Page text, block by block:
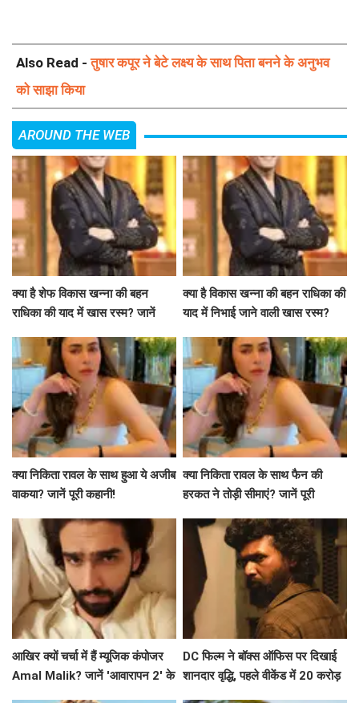
Also Read -तुषार कपूर ने बेटे लक्ष्य के साथ पिता बनने के अनुभव
को साझा किया
AROUND THE WEB
क्या है शेफ विकास खन्ना की बहन
राधिका की याद में खास रस्म? जानें
क्या है विकास खन्ना की बहन राधिका की
याद में निभाई जाने वाली खास रस्म?
क्या निकिता रावल के साथ हुआ ये अजीब
वाकया? जानें पूरी कहानी!
क्या निकिता रावल के साथ फैन की
हरकत ने तोड़ी सीमाएं? जानें पूरी
आखिर क्यों चर्चा में हैं म्यूजिक कंपोजर
Amal Malik? जानें 'आवारापन 2' के
DC फिल्म ने बॉक्स ऑफिस पर दिखाई
शानदार वृद्धि, पहले वीकेंड में 20 करोड़